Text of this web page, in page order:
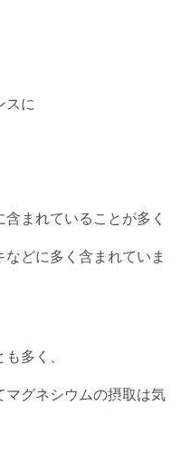
スに
まれていることが多く
どに多く含まれていま
多く、
マグネシウムの摂取は気